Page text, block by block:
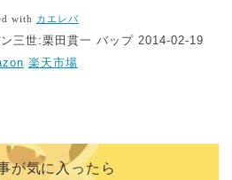
with カエレバ
ン三世:栗田貫一 バップ 2014-02-19
楽天市場
が気に入ったら